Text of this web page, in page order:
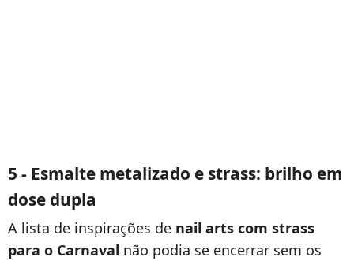
5 - Esmalte metalizado e strass: brilho em
dose dupla
A lista de inspirações de nail arts com strass
para o Carnaval não podia se encerrar sem os